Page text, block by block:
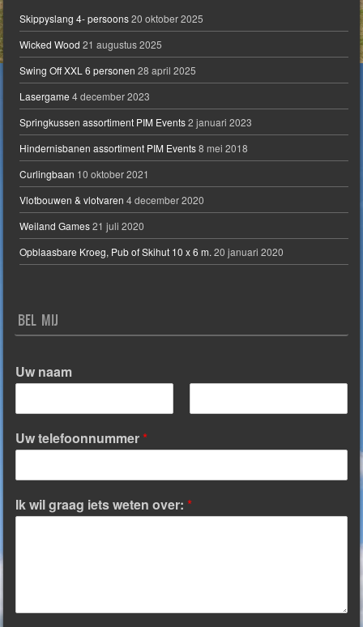
Skippyslang 4- persoons 20 oktober 2025
Wicked Wood 21 augustus 2025
Swing Off XXL 6 personen 28 april 2025
Lasergame 4 december 2023
Springkussen assortiment PIM Events 2 januari 2023
Hindernisbanen assortiment PIM Events 8 mei 2018
Curlingbaan 10 oktober 2021
Vlotbouwen & vlotvaren 4 december 2020
Weiland Games 21 juli 2020
Opblaasbare Kroeg, Pub of Skihut 10 x 6 m. 20 januari 2020
BEL MIJ
Uw naam
V
o
o
a
a
m
A
r
n
Uw telefoonnummer*
Ik wil graag iets weten over:*